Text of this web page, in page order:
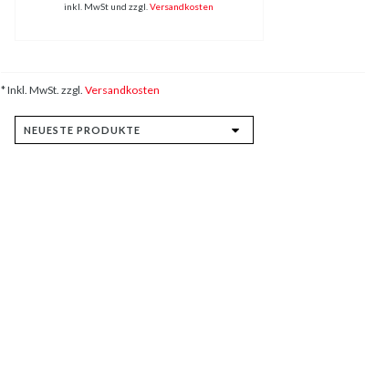
inkl. MwSt und zzgl.Versandkosten
* Inkl. MwSt. zzgl. Versandkosten